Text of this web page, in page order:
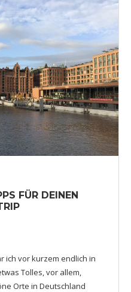
FÜR DEINEN
ich vor kurzem endlich in
Tolles, vor allem,
Orte in Deutschland